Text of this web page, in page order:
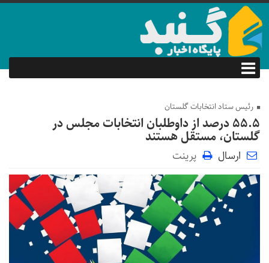
رئیس ستاد انتخابات گلستان
۵۵.۵ درصد از داوطلبان انتخابات مجلس در
گلستان، مستقل هستند
ارسال پرینت